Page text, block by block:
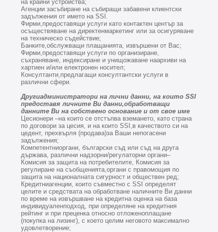
на крайни устройства;
Агенции засъбиране на събиращи забавени клиентски
задължения от името на SSI.
Фирми,предоставящи услуги като контактен център за
осъществяване на директенмаркетинг или за осигуряване
на техническо съдействие;
Банките,обслужващи плащанията, извършени от Вас;
Фирми,предоставящи услуги по организиране,
съхраняване, индексиране и унищожаване наархиви на
хартиен и/или електронен носител;
Консултанти,предлагащи консултантски услуги в
различни сфери.
Другиадминистратори на лични данни, на които SSI
предоставя личните Ви данни,обработващи
данните Ви на собствено основание и от свое име
Цесионери –на които се отстъпва вземането, като страна
по договори за цесия, и на които SSI,в качеството си на
цедент, прехвърля (продава)за Ваши непогасени
задължения;
Компетентниоргани, български съд или съд на друга
държава, различни надзорни/регулаторни органи–
Комисия за защита на потребителите, Комисия за
регулиране на съобщенията,органи с правомощия по
защита на националната сигурност и обществен ред;
Кредитниагенции, които съвместно с SSI определят
целите и средствата на обработване наличните Ви данни
по време на извършване на кредитна оценка на база
индивидуаленподход, при определяне на кредитния
рейтинг и при преценка относно отложеноплащане
(покупка на лизинг), с което целим неговото максимално
удовлетворение;